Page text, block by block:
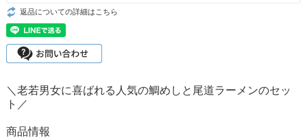
返品についての詳細はこちら
＼老若男女に喜ばれる人気の鯛めしと尾道ラーメンのセッ
ト／
商品情報